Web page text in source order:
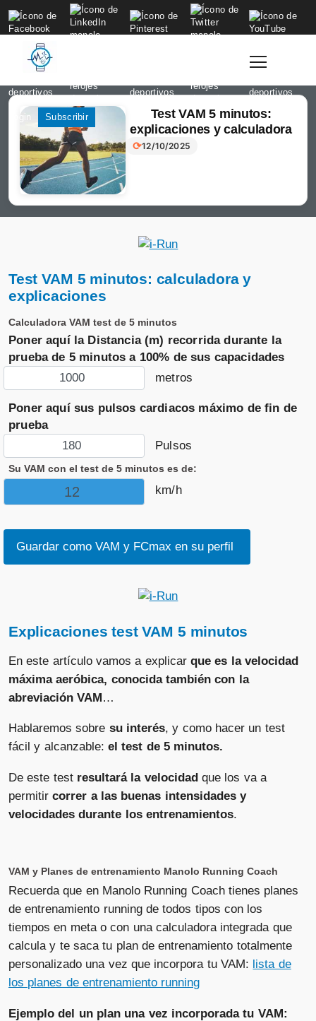
to
content
Login Subscribir
Test VAM 5 minutos:
explicaciones y calculadora
⟳12/10/2025
Test VAM 5 minutos: calculadora y
explicaciones
Calculadora VAM test de 5 minutos
Poner aquí la Distancia (m) recorrida durante la
prueba de 5 minutos a 100% de sus capacidades
metros
Poner aquí sus pulsos cardiacos máximo de fin de
prueba
Pulsos
Su VAM con el test de 5 minutos es de:
km/h
Explicaciones test VAM 5 minutos
En este artículo vamos a explicarque es la velocidad
máxima aeróbica, conocida también con la
abreviación VAM…
Hablaremos sobre su interés, y como hacer un test
fácil y alcanzable:el test de 5 minutos.
De este test resultará la velocidadque los va a
permitircorrer a las buenas intensidades y
velocidades durante los entrenamientos.
VAM y Planes de entrenamiento Manolo Running Coach
Recuerda que en Manolo Running Coach tienes planes
de entrenamiento running de todos tipos con los
tiempos en meta o con una calculadora integrada que
calcula y te saca tu plan de entrenamiento totalmente
personalizado una vez que incorpora tu VAM: lista de
los planes de entrenamiento running
Ejemplo del un plan una vez incorporada tu VAM: